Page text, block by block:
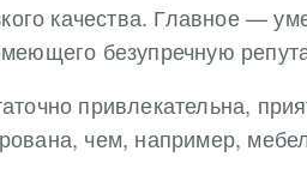
качества. Главное —
безупречную
привлекательна,
чем, например,